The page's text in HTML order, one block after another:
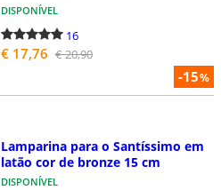
-15%
DISPONÍVEL
16
€ 17,76 € 20,90
Lamparina para o Santíssimo em
latão cor de bronze 15 cm
DISPONÍVEL